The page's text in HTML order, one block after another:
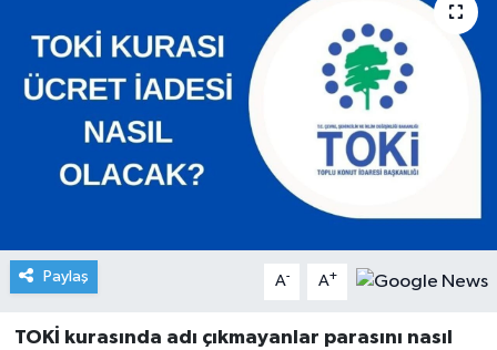
Paylaş A- A+
TOKİ kurasında adı çıkmayanlar parasını nasıl